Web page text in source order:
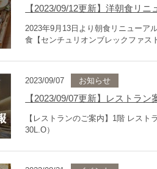
【2023/09/12更新】洋朝食リニ
2023年9月13日より朝食リニューア
食【センチュリオンブレックファス
2023/09/07 お知らせ
【2023/09/07更新】レストラン
【レストランのご案内】1階 レ
30L.O）